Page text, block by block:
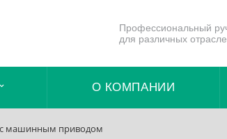
Профессиональный
для различных
О КОМПАНИИ
машинным приводом